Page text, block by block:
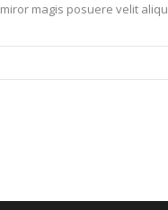
miror magis posuere velit